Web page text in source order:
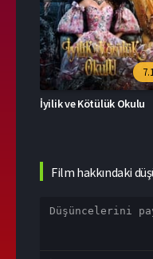
İyilik ve Kötülük Okulu
Film hakkındaki